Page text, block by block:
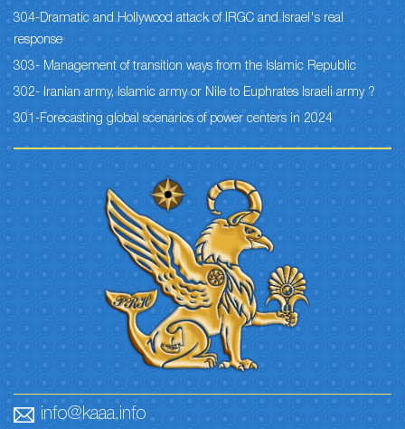
304-Dramatic and Hollywood attack of IRGC and Israel's real
response
303- Management of transition ways from the Islamic Republic
302- Iranian army, Islamic army or Nile to Euphrates Israeli army ?
301-Forecasting global scenarios of power centers in 2024
info@kaaa.info